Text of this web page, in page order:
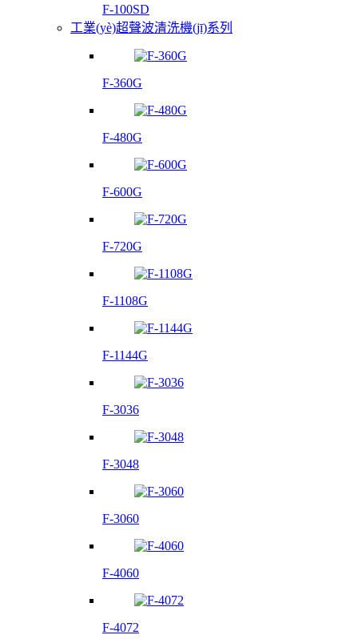
F-100SD
工業(yè)超聲波清洗機(jī)系列
F-360G
F-480G
F-600G
F-720G
F-1108G
F-1144G
F-3036
F-3048
F-3060
F-4060
F-4072